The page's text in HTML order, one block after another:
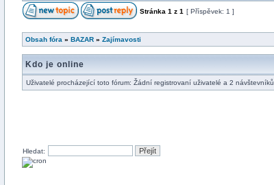
Stránka 1 z 1 [ Příspěvek: 1 ]
Obsah fóra » BAZAR » Zajímavosti
Kdo je online
Uživatelé procházející toto fórum: Žádní registrovaní uživatelé a 2 návštevníků
Hledat: